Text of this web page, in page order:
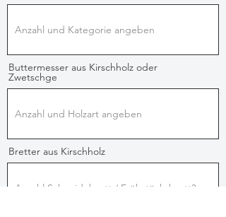
Buttermesser aus Kirschholz oder
Zwetschge
Bretter aus Kirschholz